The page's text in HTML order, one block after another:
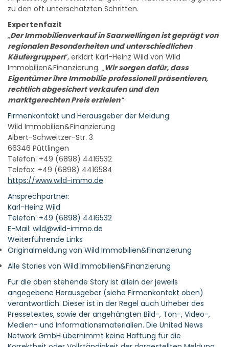
zu den oft unterschätzten Schritten.
Expertenfazit
„Der Immobilienverkauf in Saarwellingen ist geprägt von
regionalen Besonderheiten und unterschiedlichen
Käufergruppen“, erklärt Karl-Heinz Wild von Wild
Immobilien&Finanzierung. „Wir sorgen dafür, dass
Eigentümer ihre Immobilie professionell präsentieren,
rechtlich abgesichert verkaufen und den
marktgerechten Preis erzielen.“
Firmenkontakt und Herausgeber der Meldung:
Wild Immobilien&Finanzierung
Albert-Schweitzer-Str. 3
66346 Püttlingen
Telefon: +49 (6898) 4416532
Telefax: +49 (6898) 4416584
https://www.wild-immo.de
Ansprechpartner:
Karl-Heinz Wild
Telefon: +49 (6898) 4416532
E-Mail: wild@wild-immo.de
Weiterführende Links
Originalmeldung von Wild Immobilien&Finanzierung
Alle Stories von Wild Immobilien&Finanzierung
Für die oben stehende Story ist allein der jeweils
angegebene Herausgeber (siehe Firmenkontakt oben)
verantwortlich. Dieser ist in der Regel auch Urheber des
Pressetextes, sowie der angehängten Bild-, Ton-, Video-,
Medien- und Informationsmaterialien. Die United News
Network GmbH übernimmt keine Haftung für die